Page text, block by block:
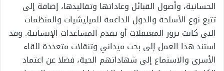
الحسانية، وأصول القبائل وعاداتها وتقاليدها، إضافة إلى
تتبع نوع الأسلحة والدول الداعمة للميليشيات والمنظمات
التي كانت تزور المعتقلات أو تقدم المساعدات الإنسانية. وقد
استند هذا العمل إلى بحث ميداني وتنقلات متعددة للقاء
الأسرى والاستماع إلى شهاداتهم الحية، فضلا عن اعتماد